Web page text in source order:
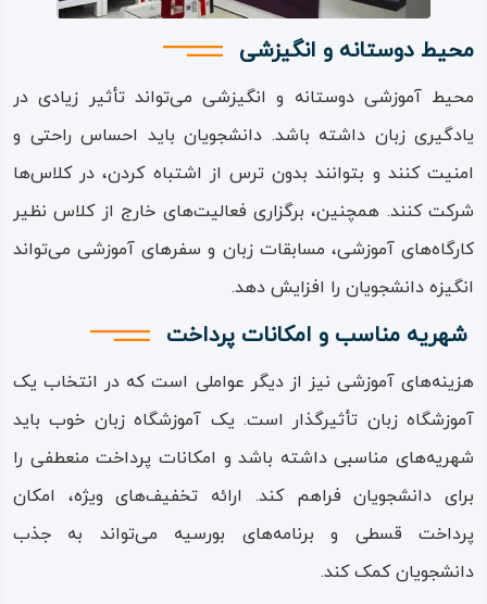
محیط دوستانه و انگیزشی
محیط آموزشی دوستانه و انگیزشی‌ ‌‌می‌‌‌تواند تأثیر زیادی در
یادگیری زبان داشته باشد‌‌. دانشجویان باید احساس راحتی و
امنیت کنند و بتوانند بدون ترس از اشتباه کردن، در کلاس‌ها
شرکت کنند‌‌. همچنین، برگزاری فعالیت‌های خارج از کلاس نظیر
کارگاه‌های آموزشی، مسابقات زبان و سفرهای آموزشی‌ ‌‌می‌‌‌تواند
انگیزه دانشجویان را افزایش دهد‌‌.
شهریه مناسب و امکانات پرداخت
هزینه‌های آموزشی نیز از دیگر عواملی است که در انتخاب یک
آموزشگاه زبان تأثیرگذار است‌‌. یک آموزشگاه زبان خوب باید
شهریه‌های مناسبی داشته باشد و امکانات پرداخت منعطفی را
برای دانشجویان فراهم کند‌‌. ارائه تخفیف‌های ویژه، امکان
پرداخت قسطی و برنامه‌های بورسیه‌ ‌‌می‌‌‌تواند به جذب
دانشجویان کمک کند‌‌.